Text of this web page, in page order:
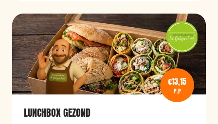
€13,15
P.P
LUNCHBOX GEZOND